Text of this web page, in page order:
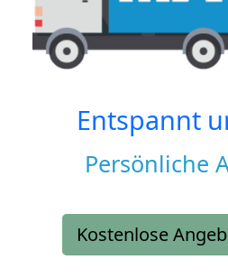
Entspannt
Persönliche
Kostenlose